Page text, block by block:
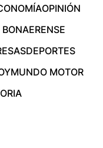
OPINIÓN
DEPORTES
MUNDO MOTOR